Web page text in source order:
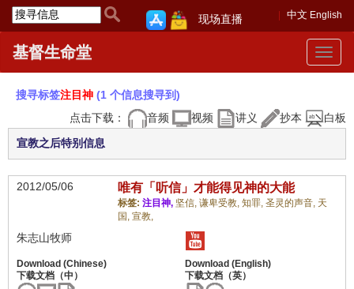
中文 English
现场直播
Toggle
基督生命堂
搜寻标签注目神 (1 个信息搜寻到)
点击下载：
音频 视频 讲义 抄本 白板
宣教之后特别信息
2012/05/06 唯有「听信」才能得见神的大能
标签: 注目神, 坚信, 谦卑受教, 知罪, 圣灵的声音, 天
国, 宣教,
朱志山牧师